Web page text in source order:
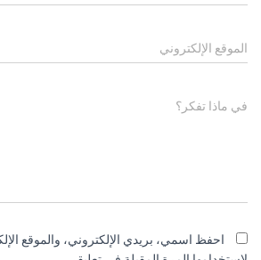
الموقع الإلكتروني
في ماذا تفكر؟
احفظ اسمي، بريدي الإلكتروني، والموقع